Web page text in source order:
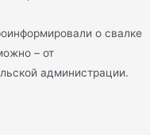
о свалке
– от
администрации.